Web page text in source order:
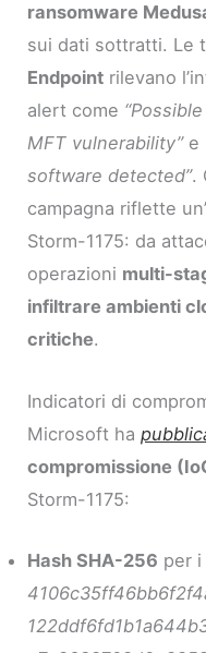
ransomware
sui dati sottratti. Le
Endpoint rilevano
alert come
MFT vulnerability”e
software detected”.
campagna riflette
Storm-1175: da
operazioni multi-
infiltrare ambienti
critiche.
Indicatori di
Microsoft ha
compromissione
Storm-1175:
Hash SHA-256 per i